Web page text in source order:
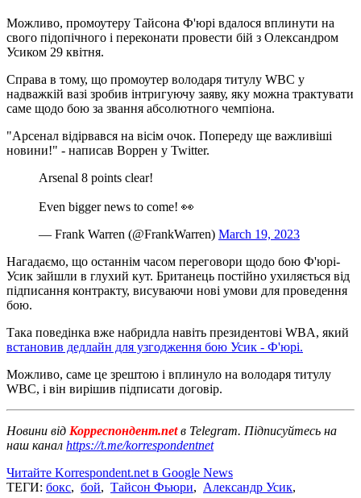
Можливо, промоутеру Тайсона Ф'юрі вдалося вплинути на
свого підопічного і переконати провести бій з Олександром
Усиком 29 квітня.
Справа в тому, що промоутер володаря титулу WBC у
надважкій вазі зробив інтригуючу заяву, яку можна трактувати
саме щодо бою за звання абсолютного чемпіона.
"Арсенал відірвався на вісім очок. Попереду ще важливіші
новини!" - написав Воррен у Twitter.
Arsenal 8 points clear!
Even bigger news to come! 👀
— Frank Warren (@FrankWarren) March 19, 2023
Нагадаємо, що останнім часом переговори щодо бою Ф'юрі-
Усик зайшли в глухий кут. Британець постійно ухиляється від
підписання контракту, висуваючи нові умови для проведення
бою.
Така поведінка вже набридла навіть президентові WBA, який
встановив дедлайн для узгодження бою Усик - Ф'юрі.
Можливо, саме це зрештою і вплинуло на володаря титулу
WBC, і він вирішив підписати договір.
Новини від Корреспондент.netв Telegram. Підписуйтесь на
наш канал https://t.me/korrespondentnet
Читайте Korrespondent.net в Google News
ТЕГИ: бокс, бой, Тайсон Фьюри, Александр Усик,